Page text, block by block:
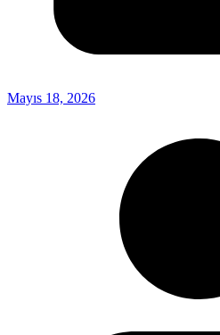
Mayıs 18, 2026